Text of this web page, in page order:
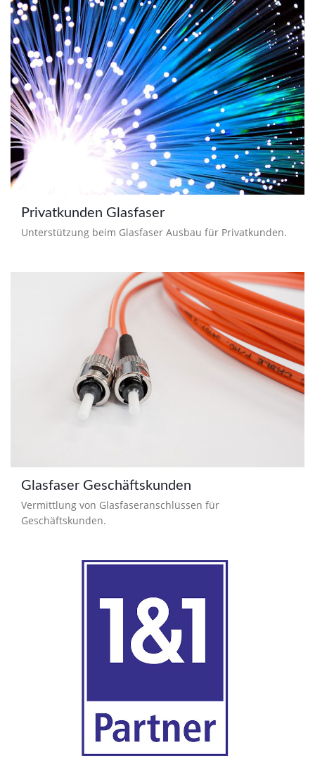
Privatkunden Glasfaser
Unterstützung beim Glasfaser Ausbau für Privatkunden.
Glasfaser Geschäftskunden
Vermittlung von Glasfaseranschlüssen für
Geschäftskunden.